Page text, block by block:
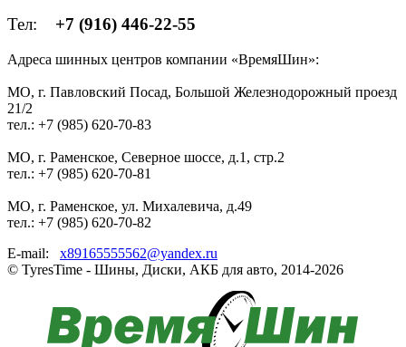
Тел: +7 (916) 446-22-55
Адреса шинных центров компании «ВремяШин»:
МО, г. Павловский Посад, Большой Железнодорожный проезд
21/2
тел.: +7 (985) 620-70-83
МО, г. Раменское, Северное шоссе, д.1, стр.2
тел.: +7 (985) 620-70-81
МО, г. Раменское, ул. Михалевича, д.49
тел.: +7 (985) 620-70-82
E-mail: x89165555562@yandex.ru
© TyresTime - Шины, Диски, АКБ для авто, 2014-2026